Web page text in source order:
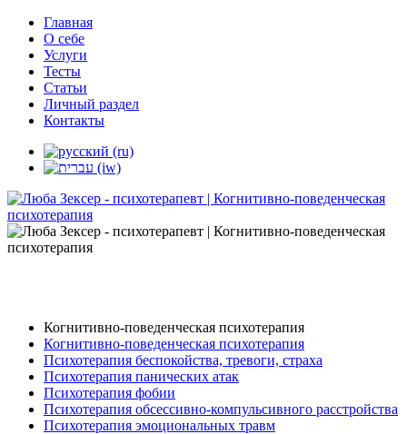
Главная
О себе
Услуги
Тесты
Статьи
Личный раздел
Контакты
Когнитивно-поведенческая психотерапия
Когнитивно-поведенческая психотерапия
Психотерапия беспокойства, тревоги, страха
Психотерапия панических атак
Психотерапия фобии
Психотерапия обсессивно-компульсивного расстройства
Психотерапия эмоциональных травм